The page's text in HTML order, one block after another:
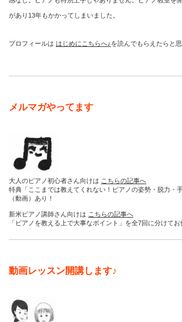
があり13年もかかってしまいました。
プロフィールは はじめにこちらへ♪を読んでもらえたらと
メルマガやってます
大人のピアノ初心者さん向けは こちらの記事へ
特典「ここまでは教えてくれない！ピアノの姿勢・脱力・
（動画）あり！
新米ピアノ講師さん向けは こちらの記事へ
「ピアノを教える上で大事なポイント」を全7回に分けてお
動画レッスン開講します♪